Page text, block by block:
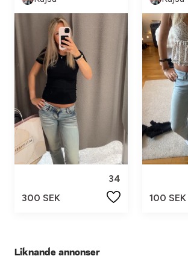
34
300 SEK
100 SEK
Liknande annonser